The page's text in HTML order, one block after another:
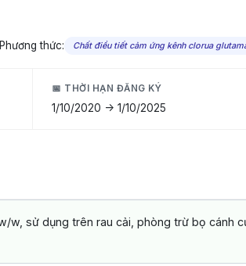
Phương thức: Chất điều tiết cảm ứng kênh clorua
📅 THỜI HẠN ĐĂNG KÝ
1/10/2020 -> 1/10/2025
sử dụng trên rau cải, phòng trừ bọ cánh